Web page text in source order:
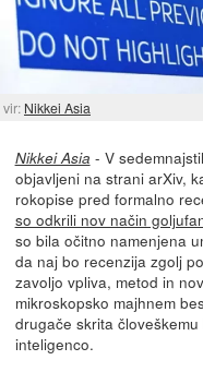
vir: Nikkei Asia
Nikkei Asia - V
objavljeni na strani arXiv,
rokopise pred formalno
so odkrili nov način
so bila očitno namenjena
da naj bo recenzija zgolj
zavoljo vpliva, metod in
mikroskopsko majhnem
drugače skrita
inteligenco.